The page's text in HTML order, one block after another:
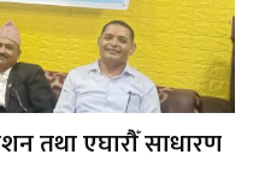
तथा एघारौँ साधारण